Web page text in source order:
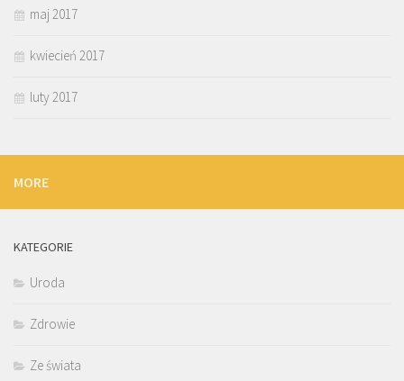
maj 2017
kwiecień 2017
luty 2017
MORE
KATEGORIE
Uroda
Zdrowie
Ze świata